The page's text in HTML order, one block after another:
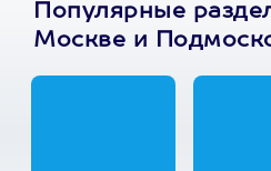
Популярные
Москве и